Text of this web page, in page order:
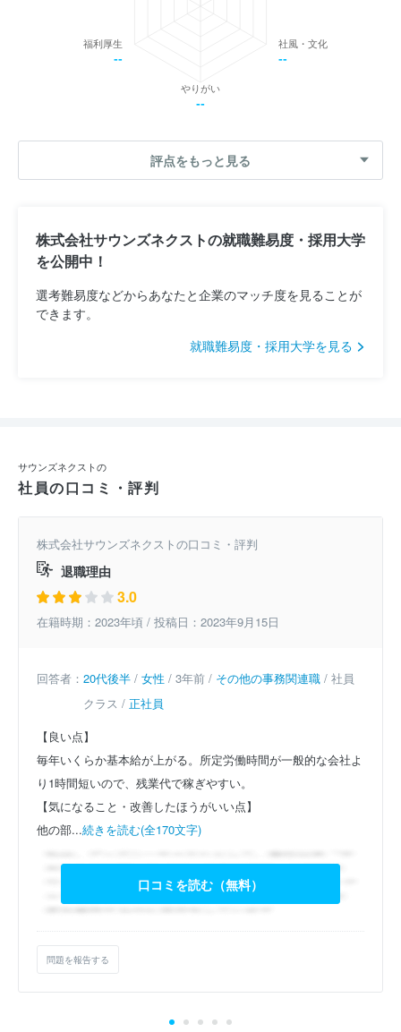
社風・文化
--
やりがい
--
福利厚生
--
評点をもっと見る
株式会社サウンズネクストの就職難易度・採用大学
を公開中！
選考難易度などからあなたと企業のマッチ度を見ることが
できます。
就職難易度・採用大学を見る
サウンズネクストの
社員の口コミ・評判
株式会社サウンズネクストの口コミ・評判
退職理由
3.0
在籍時期：2023年頃 / 投稿日：2023年9月15日
回答者： 20代後半 / 女性 / 3年前 / その他の事務関連職 / 社員
クラス / 正社員
【良い点】
毎年いくらか基本給が上がる。所定労働時間が一般的な会社よ
り1時間短いので、残業代で稼ぎやすい。
【気になること・改善したほうがいい点】
他の部...続きを読む(全170文字)
口コミを読む（無料）
問題を報告する